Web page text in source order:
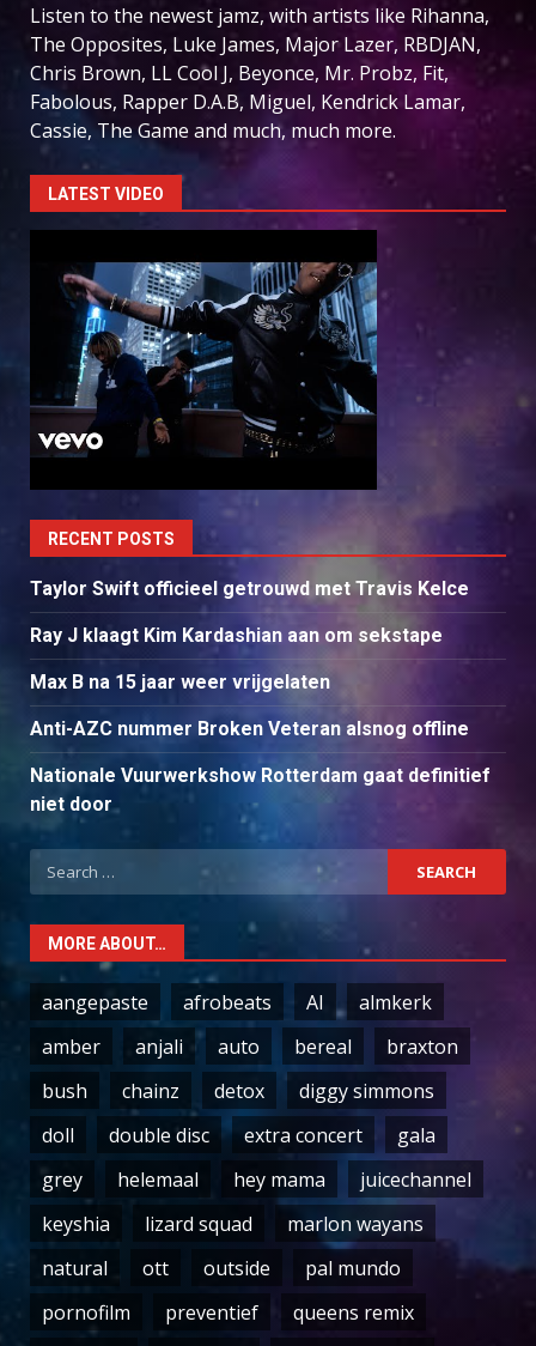
Listen to the newest jamz, with artists like Rihanna,
The Opposites, Luke James, Major Lazer, RBDJAN,
Chris Brown, LL Cool J, Beyonce, Mr. Probz, Fit,
Fabolous, Rapper D.A.B, Miguel, Kendrick Lamar,
Cassie, The Game and much, much more.
LATEST VIDEO
RECENT POSTS
Taylor Swift officieel getrouwd met Travis Kelce
Ray J klaagt Kim Kardashian aan om sekstape
Max B na 15 jaar weer vrijgelaten
Anti-AZC nummer Broken Veteran alsnog offline
Nationale Vuurwerkshow Rotterdam gaat definitief
niet door
Search
for:
MORE ABOUT…
aangepaste afrobeats AI
almkerk
amber
anjali auto bereal
braxton
bush
chainz detox
diggy simmons
doll
double disc extra concert
gala
grey
helemaal hey mama
juicechannel
keyshia
lizard squad
marlon wayans
natural
ott outside
pal mundo
pornofilm
preventief
queens remix